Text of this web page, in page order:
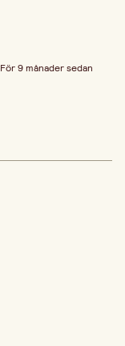
För 9 månader sedan